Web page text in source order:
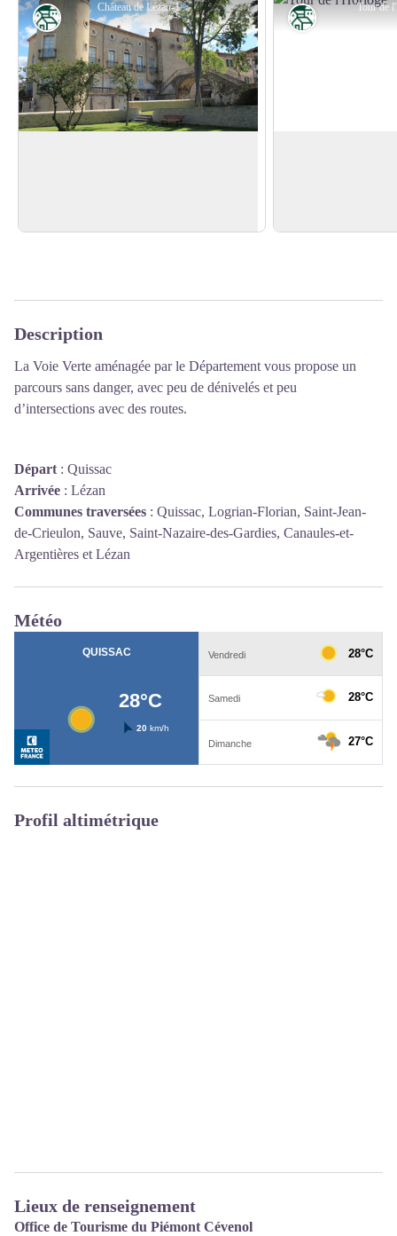
Château de Lézan-1
Patrimoine
Tour de
Patrimoine
Description
La Voie Verte aménagée par le Département vous propose un
parcours sans danger, avec peu de dénivelés et peu
d’intersections avec des routes.
Départ : Quissac
Arrivée : Lézan
Communes traversées : Quissac, Logrian-Florian, Saint-Jean-
de-Crieulon, Sauve, Saint-Nazaire-des-Gardies, Canaules-et-
Argentières et Lézan
Météo
Profil altimétrique
Lieux de renseignement
Office de Tourisme du Piémont Cévenol